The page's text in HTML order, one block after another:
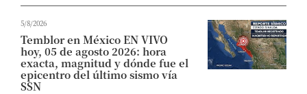
5/8/2026
Temblor en México EN VIVO
hoy, 05 de agosto 2026: hora
exacta, magnitud y dónde fue el
epicentro del último sismo vía
SSN